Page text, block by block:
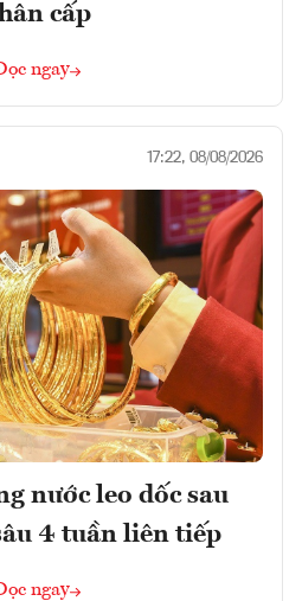
cấp
ngay
17:22, 08/08/2026
nước leo dốc sau
4 tuần liên tiếp
ngay